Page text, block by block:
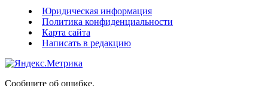
Юридическая информация
Политика конфиденциальности
Карта сайта
Написать в редакцию
Сообщите об ошибке.